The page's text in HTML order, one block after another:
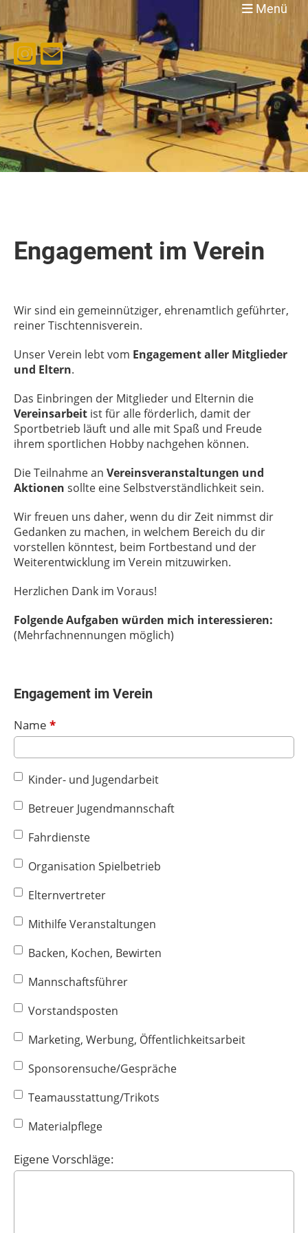
Menü
Engagement im Verein
Wir sind ein gemeinnütziger, ehrenamtlich geführter,
reiner Tischtennisverein.
Unser Verein lebt vom Engagement aller Mitglieder
und Eltern.
Das Einbringen der Mitglieder und Elternin die
Vereinsarbeit ist für alle förderlich, damit der
Sportbetrieb läuft und alle mit Spaß und Freude
ihrem sportlichen Hobby nachgehen können.
Die Teilnahme an Vereinsveranstaltungen und
Aktionen sollte eine Selbstverständlichkeit sein.
Wir freuen uns daher, wenn du dir Zeit nimmst dir
Gedanken zu machen, in welchem Bereich du dir
vorstellen könntest, beim Fortbestand und der
Weiterentwicklung im Verein mitzuwirken.
Herzlichen Dank im Voraus!
Folgende Aufgaben würden mich interessieren:
(Mehrfachnennungen möglich)
Engagement im Verein
Name
Kinder- und Jugendarbeit
Betreuer Jugendmannschaft
Fahrdienste
Organisation Spielbetrieb
Elternvertreter
Mithilfe Veranstaltungen
Backen, Kochen, Bewirten
Mannschaftsführer
Vorstandsposten
Marketing, Werbung, Öffentlichkeitsarbeit
Sponsorensuche/Gespräche
Teamausstattung/Trikots
Materialpflege
Eigene Vorschläge: